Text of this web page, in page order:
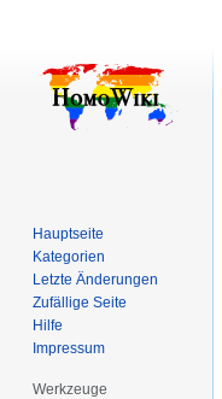
Hauptseite
Kategorien
Letzte Änderungen
Zufällige Seite
Hilfe
Impressum
Werkzeuge